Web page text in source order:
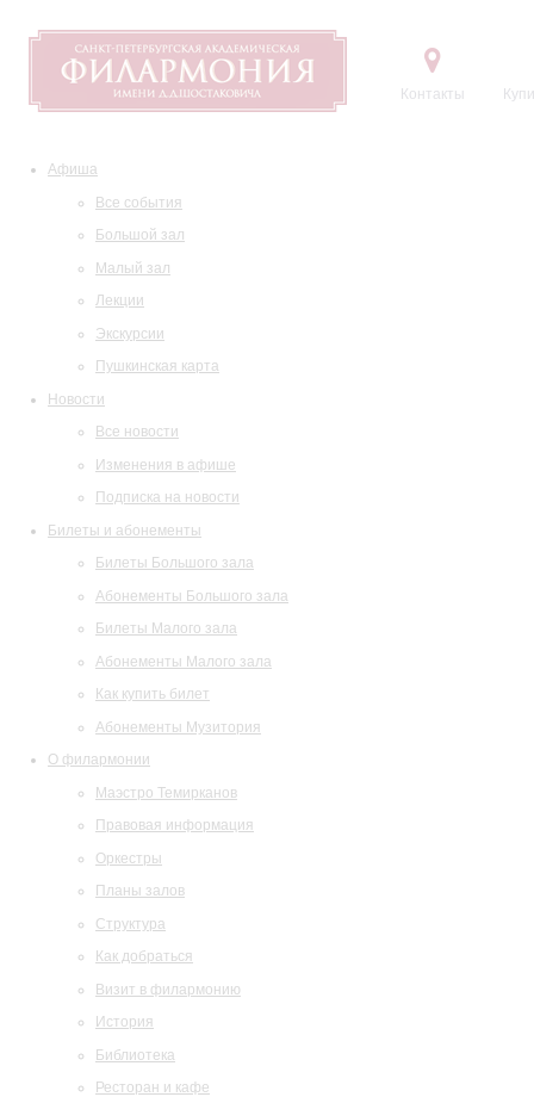
Контакты
Афиша
Все события
Большой зал
Малый зал
Лекции
Экскурсии
Пушкинская карта
Новости
Все новости
Изменения в афише
Подписка на новости
Билеты и абонементы
Билеты Большого зала
Абонементы Большого зала
Билеты Малого зала
Абонементы Малого зала
Как купить билет
Абонементы Музитория
О филармонии
Маэстро Темирканов
Правовая информация
Оркестры
Планы залов
Структура
Как добраться
Визит в филармонию
История
Библиотека
Ресторан и кафе